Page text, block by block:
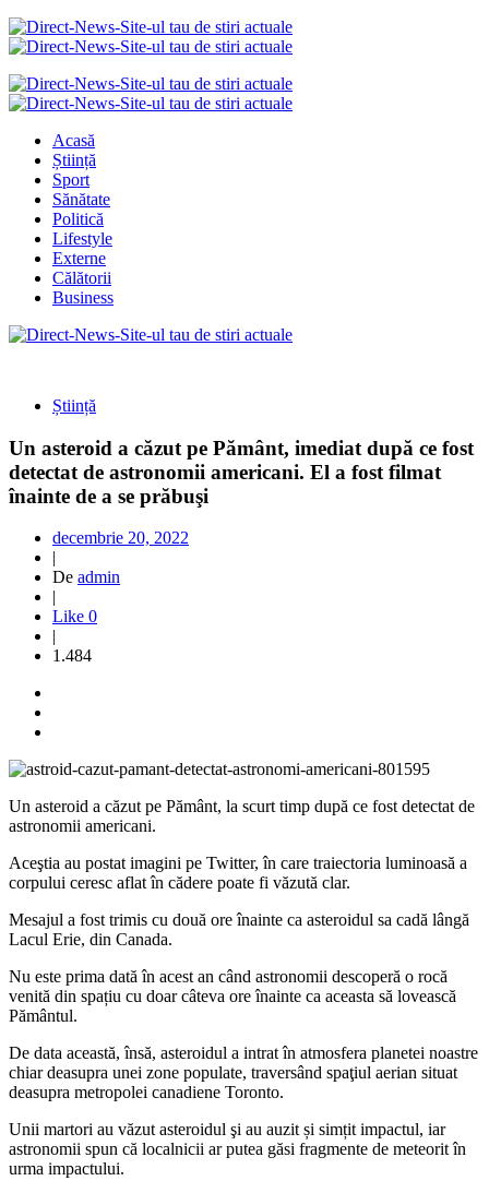
Acasă
Știință
Sport
Sănătate
Politică
Lifestyle
Externe
Călătorii
Business
Știință
Un asteroid a căzut pe Pământ, imediat după ce fost
detectat de astronomii americani. El a fost filmat
înainte de a se prăbuşi
decembrie 20, 2022
|
De admin
|
Like 0
|
1.484
Un asteroid a căzut pe Pământ, la scurt timp după ce fost detectat de
astronomii americani.
Aceştia au postat imagini pe Twitter, în care traiectoria luminoasă a
corpului ceresc aflat în cădere poate fi văzută clar.
Mesajul a fost trimis cu două ore înainte ca asteroidul sa cadă lângă
Lacul Erie, din Canada.
Nu este prima dată în acest an când astronomii descoperă o rocă
venită din spațiu cu doar câteva ore înainte ca aceasta să lovească
Pământul.
De data această, însă, asteroidul a intrat în atmosfera planetei noastre
chiar deasupra unei zone populate, traversând spaţiul aerian situat
deasupra metropolei canadiene Toronto.
Unii martori au văzut asteroidul şi au auzit și simțit impactul, iar
astronomii spun că localnicii ar putea găsi fragmente de meteorit în
urma impactului.